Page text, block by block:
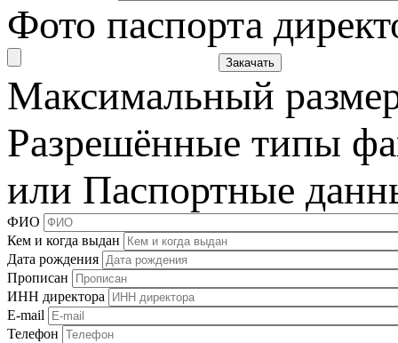
Фото паспорта
Максимальный
Разрешённые типы
или Паспортные
ФИО
Кем и когда выдан
Дата рождения
Прописан
ИНН директора
E-mail
Телефон